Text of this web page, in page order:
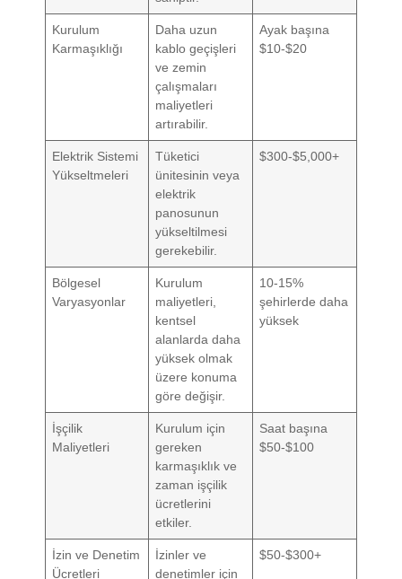
Kurulum
Karmaşıklığı
Daha uzun
kablo geçişleri
ve zemin
çalışmaları
maliyetleri
artırabilir.
Ayak başına
$10-$20
Elektrik Sistemi
Yükseltmeleri
Tüketici
ünitesinin veya
elektrik
panosunun
yükseltilmesi
gerekebilir.
$300-$5,000+
Bölgesel
Varyasyonlar
Kurulum
maliyetleri,
kentsel
alanlarda daha
yüksek olmak
üzere konuma
göre değişir.
10-15%
şehirlerde daha
yüksek
İşçilik
Maliyetleri
Kurulum için
gereken
karmaşıklık ve
zaman işçilik
ücretlerini
etkiler.
Saat başına
$50-$100
İzin ve Denetim
Ücretleri
İzinler ve
denetimler için
$50-$300+